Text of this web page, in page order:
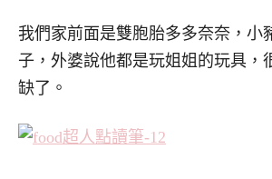
我們家前面是雙胞胎多多奈奈，小
子，外婆說他都是玩姐姐的玩具，
缺了。